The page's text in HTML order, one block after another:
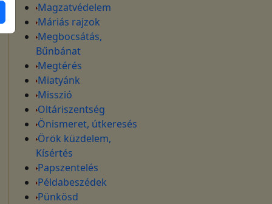
Magzatvédelem
Máriás rajzok
Megbocsátás,
Bűnbánat
Megtérés
Miatyánk
Misszió
Oltáriszentség
Önismeret, útkeresés
Örök küzdelem,
Kísértés
Papszentelés
Példabeszédek
Pünkösd